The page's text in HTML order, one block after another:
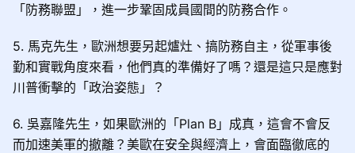
「防務聯盟」，進一步鞏固成員國間的防務合作。
5. 馬克先生，歐洲想要另起爐灶、搞防務自主，從軍事後
勤和實戰角度來看，他們真的準備好了嗎？還是這只是應對
川普衝擊的「政治姿態」？
6. 吳嘉隆先生，如果歐洲的「Plan B」成真，這會不會反
而加速美軍的撤離？美歐在安全與經濟上，會面臨徹底的